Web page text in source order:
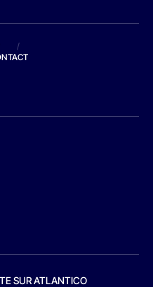
/
SUR ATLANTICO